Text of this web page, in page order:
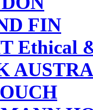
FIN
Ethical